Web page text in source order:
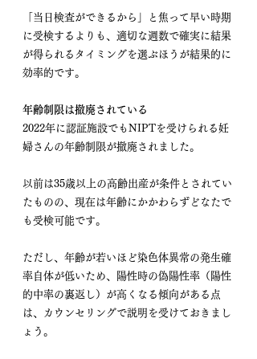
「当日検査ができるから」と焦って早い時期
に受検するよりも、適切な週数で確実に結果
が得られるタイミングを選ぶほうが結果的に
効率的です。
年齢制限は撤廃されている
2022年に認証施設でもNIPTを受けられる妊
婦さんの年齢制限が撤廃されました。
以前は35歳以上の高齢出産が条件とされてい
たものの、現在は年齢にかかわらずどなたで
も受検可能です。
ただし、年齢が若いほど染色体異常の発生確
率自体が低いため、陽性時の偽陽性率（陽性
的中率の裏返し）が高くなる傾向がある点
は、カウンセリングで説明を受けておきまし
ょう。